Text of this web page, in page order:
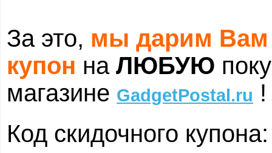
За это, мы дарим Вам
купон на ЛЮБУЮ
магазине GadgetPostal.ru !
Код скидочного